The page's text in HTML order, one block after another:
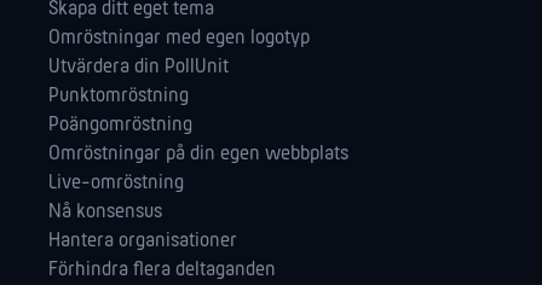
Skapa ditt eget tema
Omröstningar med egen logotyp
Utvärdera din PollUnit
Punktomröstning
Poängomröstning
Omröstningar på din egen webbplats
Live-omröstning
Nå konsensus
Hantera orga­nisationer
Förhindra flera deltaganden